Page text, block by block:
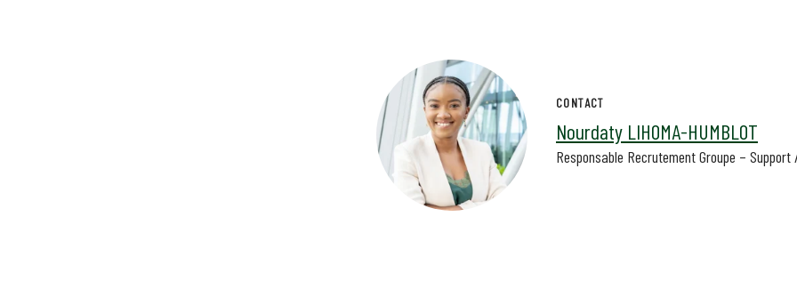
CONTACT
Nourdaty LIHOMA-HUMBLOT
Responsable Recrutement Groupe – Support